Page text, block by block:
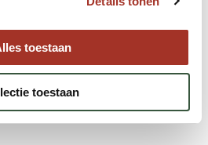
toestaan
toestaan